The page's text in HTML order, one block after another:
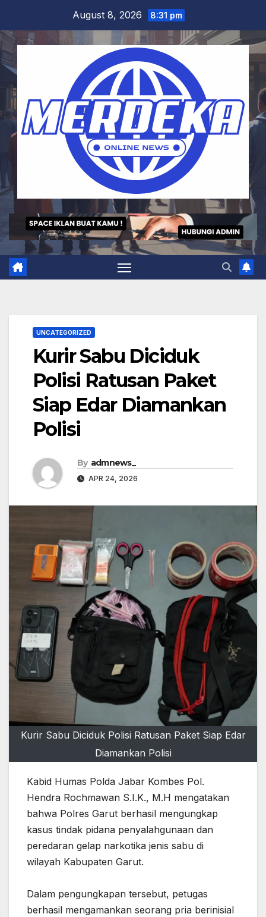
content
August 8, 2026 8:31 pm
UNCATEGORIZED
Kurir Sabu Diciduk
Polisi Ratusan Paket
Siap Edar Diamankan
Polisi‎
By admnews_
APR 24, 2026
Kurir Sabu Diciduk Polisi Ratusan Paket Siap Edar
Diamankan Polisi‎
‎Kabid Humas Polda Jabar Kombes Pol.
Hendra Rochmawan S.I.K., M.H mengatakan
bahwa Polres Garut berhasil mengungkap
kasus tindak pidana penyalahgunaan dan
peredaran gelap narkotika jenis sabu di
wilayah Kabupaten Garut.
‎Dalam pengungkapan tersebut, petugas
berhasil mengamankan seorang pria berinisial